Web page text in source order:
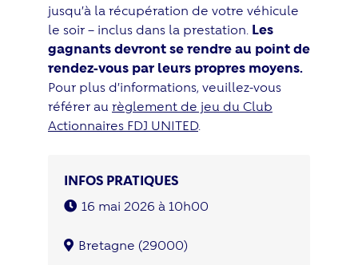
jusqu’à la récupération de votre véhicule
le soir – inclus dans la prestation. Les
gagnants devront se rendre au point de
rendez-vous par leurs propres moyens.
Pour plus d’informations, veuillez-vous
référer au règlement de jeu du Club
Actionnaires FDJ UNITED.
INFOS PRATIQUES
16 mai 2026 à 10h00
Bretagne (29000)